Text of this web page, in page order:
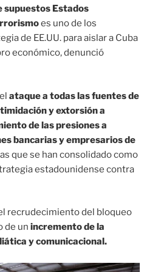
supuestos Estados
es uno de los
de EE.UU. para aislar a Cuba
económico, denunció
ataque a todas las fuentes de
y extorsión a
de las presiones a
bancarias y empresarios de
que se han consolidado como
estadounidense contra
recrudecimiento del bloqueo
de un incremento de la
y comunicacional.